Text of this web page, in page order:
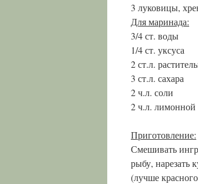
3 луковицы,
Для маринада:
3/4 ст. воды
1/4 ст. уксуса
2 ст.л.
3 ст.л. сахара
2 ч.л. соли
2 ч.л. лимонной
Приготовление:
Смешивать
рыбу, нарезать
(лучше